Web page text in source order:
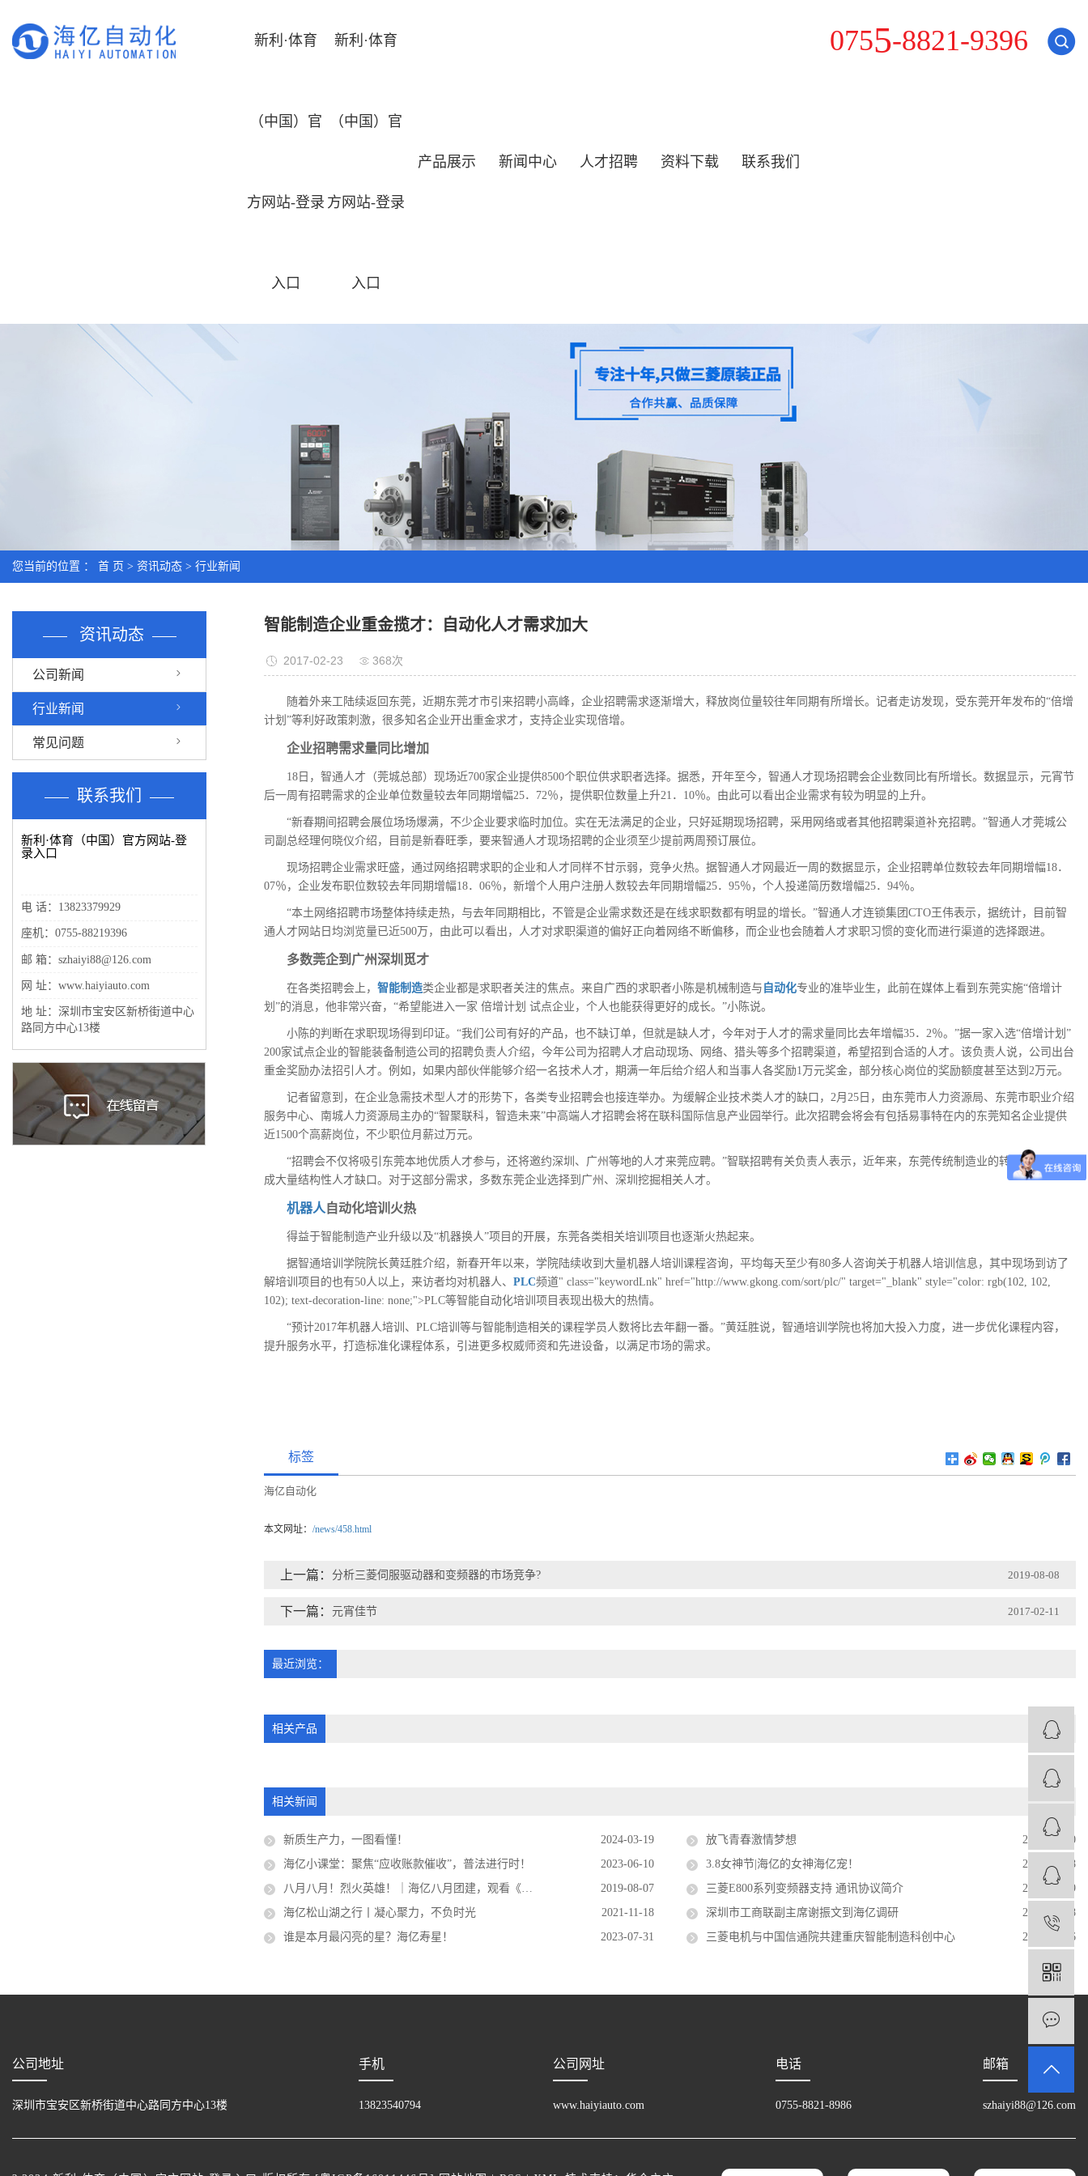
0755-8821-9396
新利·体育
（中国）官
方网站-登录
入口
新利·体育
（中国）官
方网站-登录
入口
产品展示 新闻中心 人才招聘 资料下载 联系我们
您当前的位置 ： 首 页 > 资讯动态 > 行业新闻
资讯动态
公司新闻
行业新闻
常见问题
联系我们
新利·体育（中国）官方网站-登
录入口
电 话：13823379929
座机：0755-88219396
邮 箱：szhaiyi88@126.com
网 址：www.haiyiauto.com
地 址：深圳市宝安区新桥街道中心
路同方中心13楼
智能制造企业重金揽才：自动化人才需求加大
2017-02-23 368次
随着外来工陆续返回东莞，近期东莞才市引来招聘小高峰，企业招聘需求逐渐增大，释放岗位量较往年同期有所增长。记者走访发现，受东莞开年发布的“倍增
计划”等利好政策刺激，很多知名企业开出重金求才，支持企业实现倍增。
企业招聘需求量同比增加
18日，智通人才（莞城总部）现场近700家企业提供8500个职位供求职者选择。据悉，开年至今，智通人才现场招聘会企业数同比有所增长。数据显示，元宵节
后一周有招聘需求的企业单位数量较去年同期增幅25．72％，提供职位数量上升21．10％。由此可以看出企业需求有较为明显的上升。
“新春期间招聘会展位场场爆满，不少企业要求临时加位。实在无法满足的企业，只好延期现场招聘，采用网络或者其他招聘渠道补充招聘。”智通人才莞城公
司副总经理何晓仪介绍，目前是新春旺季，要来智通人才现场招聘的企业须至少提前两周预订展位。
现场招聘企业需求旺盛，通过网络招聘求职的企业和人才同样不甘示弱，竞争火热。据智通人才网最近一周的数据显示，企业招聘单位数较去年同期增幅18．
07％，企业发布职位数较去年同期增幅18．06％，新增个人用户注册人数较去年同期增幅25．95％，个人投递简历数增幅25．94％。
“本土网络招聘市场整体持续走热，与去年同期相比，不管是企业需求数还是在线求职数都有明显的增长。”智通人才连锁集团CTO王伟表示，据统计，目前智
通人才网站日均浏览量已近500万，由此可以看出，人才对求职渠道的偏好正向着网络不断偏移，而企业也会随着人才求职习惯的变化而进行渠道的选择跟进。
多数莞企到广州深圳觅才
在各类招聘会上，智能制造类企业都是求职者关注的焦点。来自广西的求职者小陈是机械制造与 自动化专业的准毕业生，此前在媒体上看到东莞实施“倍增计
划”的消息，他非常兴奋，“希望能进入一家 倍增计划 试点企业，个人也能获得更好的成长。”小陈说。
小陈的判断在求职现场得到印证。“我们公司有好的产品，也不缺订单，但就是缺人才，今年对于人才的需求量同比去年增幅35．2％。”据一家入选“倍增计划”
200家试点企业的智能装备制造公司的招聘负责人介绍，今年公司为招聘人才启动现场、网络、猎头等多个招聘渠道，希望招到合适的人才。该负责人说，公司出台
重金奖励办法招引人才。例如，如果内部伙伴能够介绍一名技术人才，期满一年后给介绍人和当事人各奖励1万元奖金，部分核心岗位的奖励额度甚至达到2万元。
记者留意到，在企业急需技术型人才的形势下，各类专业招聘会也接连举办。为缓解企业技术类人才的缺口，2月25日，由东莞市人力资源局、东莞市职业介绍
服务中心、南城人力资源局主办的“智聚联科，智造未来”中高端人才招聘会将在联科国际信息产业园举行。此次招聘会将会有包括易事特在内的东莞知名企业提供
近1500个高薪岗位，不少职位月薪过万元。
“招聘会不仅将吸引东莞本地优质人才参与，还将邀约深圳、广州等地的人才来莞应聘。”智联招聘有关负责人表示，近年来，东莞传统制造业的转型升级，造
成大量结构性人才缺口。对于这部分需求，多数东莞企业选择到广州、深圳挖掘相关人才。
机器人 自动化培训火热
得益于智能制造产业升级以及“机器换人”项目的开展，东莞各类相关培训项目也逐渐火热起来。
据智通培训学院院长黄廷胜介绍，新春开年以来，学院陆续收到大量机器人培训课程咨询，平均每天至少有80多人咨询关于机器人培训信息，其中现场到访了
解培训项目的也有50人以上，来访者均对机器人、PLC频道" class="keywordLnk" href="http://www.gkong.com/sort/plc/" target="_blank" style="color: rgb(102, 102,
102); text-decoration-line: none;">PLC等智能自动化培训项目表现出极大的热情。
“预计2017年机器人培训、PLC培训等与智能制造相关的课程学员人数将比去年翻一番。”黄廷胜说，智通培训学院也将加大投入力度，进一步优化课程内容，
提升服务水平，打造标准化课程体系，引进更多权威师资和先进设备，以满足市场的需求。
标签
海亿自动化
本文网址：/news/458.html
上一篇： 分析三菱伺服驱动器和变频器的市场竞争? 2019-08-08
下一篇：元宵佳节 2017-02-11
最近浏览：
相关产品
相关新闻
新质生产力，一图看懂！ 2024-03-19 放飞青春激情梦想
2018-01-20
海亿小课堂：聚焦“应收账款催收”，普法进行时！
2023-06-10 3.8女神节|海亿的女神海亿宠！
2024-03-08
八月八月！烈火英雄！｜海亿八月团建，观看《烈火英雄》
2019-08-07 三菱E800系列变频器支持 通讯协议简介
2024-04-29
海亿松山湖之行丨凝心聚力，不负时光
2021-11-18 深圳市工商联副主席谢振文到海亿调研
2024-03-08
谁是本月最闪亮的星？海亿寿星！
2023-07-31 三菱电机与中国信通院共建重庆智能制造科创中心 2024-03-26
公司地址
深圳市宝安区新桥街道中心路同方中心13楼
手机
13823540794
公司网址
www.haiyiauto.com
电话
0755-8821-8986
邮箱
szhaiyi88@126.com